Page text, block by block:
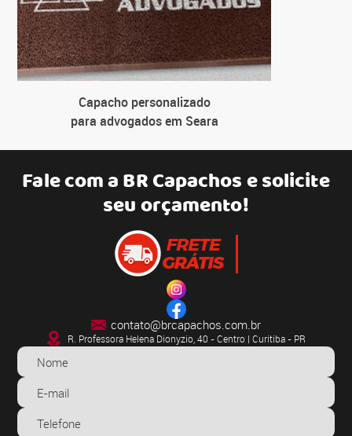
Capacho personalizado
para advogados em Seara
Fale com aBR Capachose solicite
seu orçamento!
contato@brcapachos.com.br
R. Professora Helena Dionyzio, 40 - Centro | Curitiba - PR